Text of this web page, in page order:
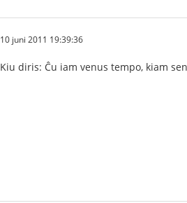
10 juni 2011 19:39:36
Kiu diris: Ĉu iam venus tempo, kiam